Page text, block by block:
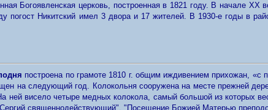
Богоявленская церковь, построенная в 1821 году. В начале XX
Никитский имел 3 двора и 17 жителей. В 1930-е годы в
построена по грамоте 1810 г. общим иждивением прихожан,
на следующий год. Колокольня сооружена на месте прежней
висело четыре медных колокола, самый большой из которых
священнодействующий", "Посещение Божией Матерью